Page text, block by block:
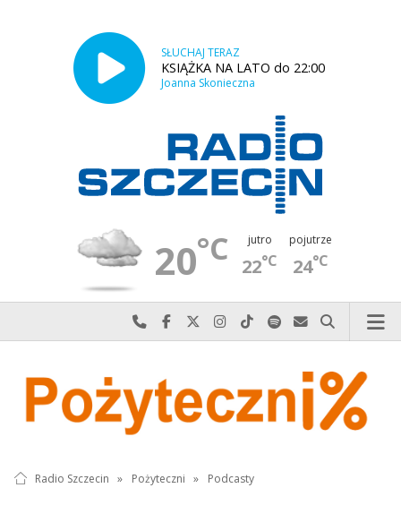
SŁUCHAJ TERAZ
KSIĄŻKA NA LATO do 22:00
Joanna Skonieczna
20°C jutro
22°C
pojutrze
24°C
Najlepiej po prostu do nas zadzwoń
Odwiedź nas na Facebook-u
Odwiedź nas na X
Odwiedź nas na Instagram-ie
Odwiedź nas na TikTok-u
Szukaj nas na Spotify
Wyślij do nas
Szukaj
Radio Szczecin » Pożyteczni » Podcasty